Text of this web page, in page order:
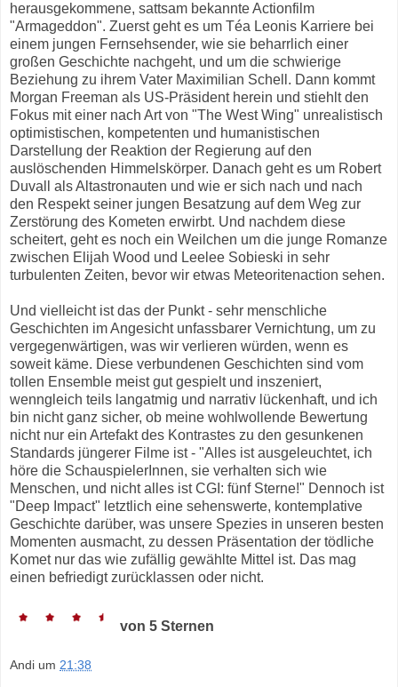
herausgekommene, sattsam bekannte Actionfilm
"Armageddon". Zuerst geht es um Téa Leonis Karriere bei
einem jungen Fernsehsender, wie sie beharrlich einer
großen Geschichte nachgeht, und um die schwierige
Beziehung zu ihrem Vater Maximilian Schell. Dann kommt
Morgan Freeman als US-Präsident herein und stiehlt den
Fokus mit einer nach Art von "The West Wing" unrealistisch
optimistischen, kompetenten und humanistischen
Darstellung der Reaktion der Regierung auf den
auslöschenden Himmelskörper. Danach geht es um Robert
Duvall als Altastronauten und wie er sich nach und nach
den Respekt seiner jungen Besatzung auf dem Weg zur
Zerstörung des Kometen erwirbt. Und nachdem diese
scheitert, geht es noch ein Weilchen um die junge Romanze
zwischen Elijah Wood und Leelee Sobieski in sehr
turbulenten Zeiten, bevor wir etwas Meteoritenaction sehen.
Und vielleicht ist das der Punkt - sehr menschliche
Geschichten im Angesicht unfassbarer Vernichtung, um zu
vergegenwärtigen, was wir verlieren würden, wenn es
soweit käme. Diese verbundenen Geschichten sind vom
tollen Ensemble meist gut gespielt und inszeniert,
wenngleich teils langatmig und narrativ lückenhaft, und ich
bin nicht ganz sicher, ob meine wohlwollende Bewertung
nicht nur ein Artefakt des Kontrastes zu den gesunkenen
Standards jüngerer Filme ist - "Alles ist ausgeleuchtet, ich
höre die SchauspielerInnen, sie verhalten sich wie
Menschen, und nicht alles ist CGI: fünf Sterne!" Dennoch ist
"Deep Impact" letztlich eine sehenswerte, kontemplative
Geschichte darüber, was unsere Spezies in unseren besten
Momenten ausmacht, zu dessen Präsentation der tödliche
Komet nur das wie zufällig gewählte Mittel ist. Das mag
einen befriedigt zurücklassen oder nicht.
von 5 Sternen
Andi um 21:38